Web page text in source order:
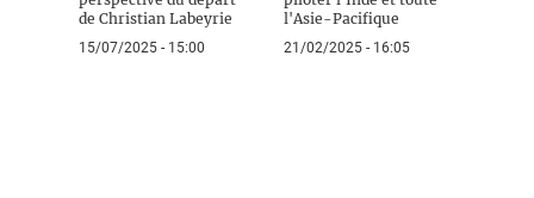
de Christian Labeyrie
15/07/2025 - 15:00
l'Asie-Pacifique
21/02/2025 - 16:05